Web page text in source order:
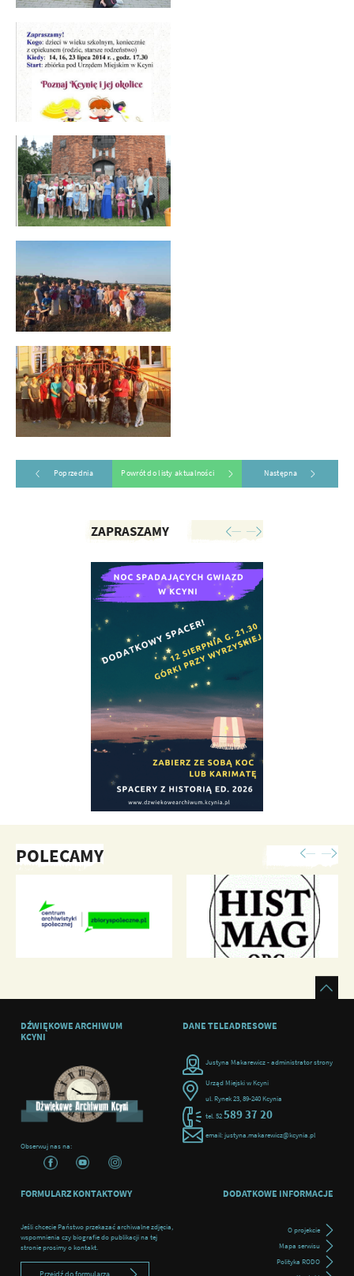
Poprzednia Powrót do listy aktualności Następna
ZAPRASZAMY
POLECAMY
DŹWIĘKOWE ARCHIWUM
KCYNI
Obserwuj nas na:
DANE TELEADRESOWE
Justyna Makarewicz - administrator strony
Urząd Miejski w Kcyni
ul. Rynek 23, 89-240 Kcynia
tel. 52589 37 20
email: justyna.makarewicz@kcynia.pl
FORMULARZ KONTAKTOWY
Jeśli chcecie Państwo przekazać archiwalne zdjęcia,
wspomnienia czy biografie do publikacji na tej
stronie prosimy o kontakt.
Przejdź do formularza
DODATKOWE INFORMACJE
O projekcie
Mapa serwisu
Polityka RODO